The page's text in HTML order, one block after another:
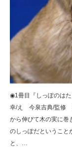
◉1冊目『しっぽのは
幸/え 今泉吉典/監修
から伸びて木の実に巻
のしっぽだということ
と、…